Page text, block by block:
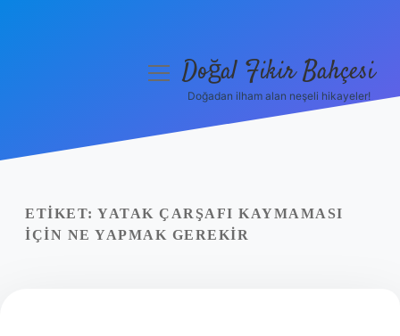
Yasal Uyarı
menüyüDoğal Fikir Bahçesi
Doğadan ilham alan neşeli hikayeler!
ETIKET: YATAK ÇARŞAFI KAYMAMASI
IÇIN NE YAPMAK GEREKIR